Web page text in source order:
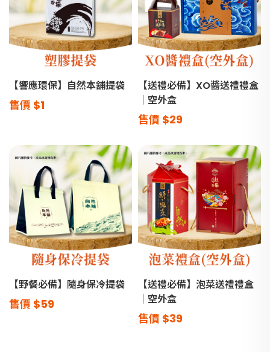
【響應環保】自然本舖提袋
售價 $1
【送禮必備】XO醬送禮禮盒
｜空外盒
售價 $29
【野餐必備】隨身保冷提袋
售價 $59
【送禮必備】泡菜送禮禮盒
｜空外盒
售價 $39